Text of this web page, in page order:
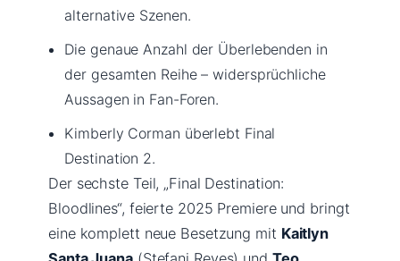
alternative Szenen.
Die genaue Anzahl der Überlebenden in
der gesamten Reihe – widersprüchliche
Aussagen in Fan-Foren.
Kimberly Corman überlebt Final
Destination 2.
Der sechste Teil, „Final Destination:
Bloodlines“, feierte 2025 Premiere und bringt
eine komplett neue Besetzung mit Kaitlyn